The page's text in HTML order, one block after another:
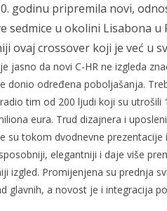
godinu pripremila novi,
sedmice u okolini Lisabona
ovaj crossover koji je već u
jasno da novi C-HR ne izgleda
donio određena poboljašanja.
tim od 200 ljudi koji su
eura. Trud dizajnera i
su tokom dvodnevne
elegantniji i daje više
izgled. Promijenjena su prednja
glavnih, a novost je i integracija